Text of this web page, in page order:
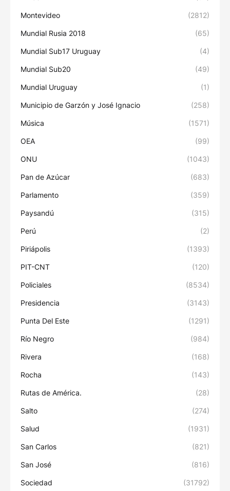
Montevideo (2812)
Mundial Rusia 2018 (65)
Mundial Sub17 Uruguay (4)
Mundial Sub20 (49)
Mundial Uruguay (1)
Municipio de Garzón y José Ignacio (258)
Música (1571)
OEA (99)
ONU (1043)
Pan de Azúcar (683)
Parlamento (359)
Paysandú (315)
Perú (2)
Piriápolis (1393)
PIT-CNT (120)
Policiales (8534)
Presidencia (3143)
Punta Del Este (1291)
Río Negro (984)
Rivera (168)
Rocha (143)
Rutas de América. (28)
Salto (274)
Salud (1931)
San Carlos (821)
San José (816)
Sociedad (31792)